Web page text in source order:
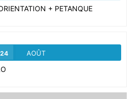
+ PETANQUE
24 AOÛT